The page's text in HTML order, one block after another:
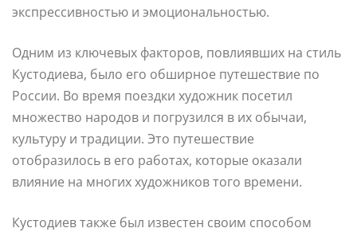
экспрессивностью и эмоциональностью.
Одним из ключевых факторов, повлиявших на стиль
Кустодиева, было его обширное путешествие по
России. Во время поездки художник посетил
множество народов и погрузился в их обычаи,
культуру и традиции. Это путешествие
отобразилось в его работах, которые оказали
влияние на многих художников того времени.
Кустодиев также был известен своим способом